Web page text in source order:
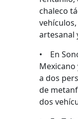
chaleco
artesanal
• En
Mexicano
a dos
de
dos